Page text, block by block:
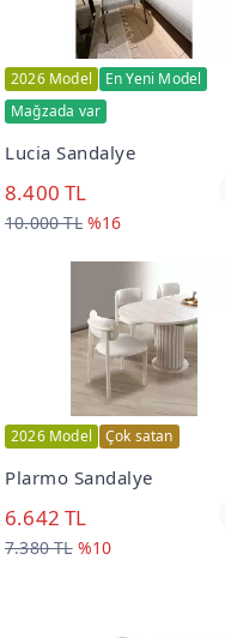
2026 Model
En Yeni Model
Mağzada var
Lucia Sandalye
8.400 TL
10.000 TL %16
2026 Model Çok satan
Plarmo Sandalye
6.642 TL
7.380 TL %10